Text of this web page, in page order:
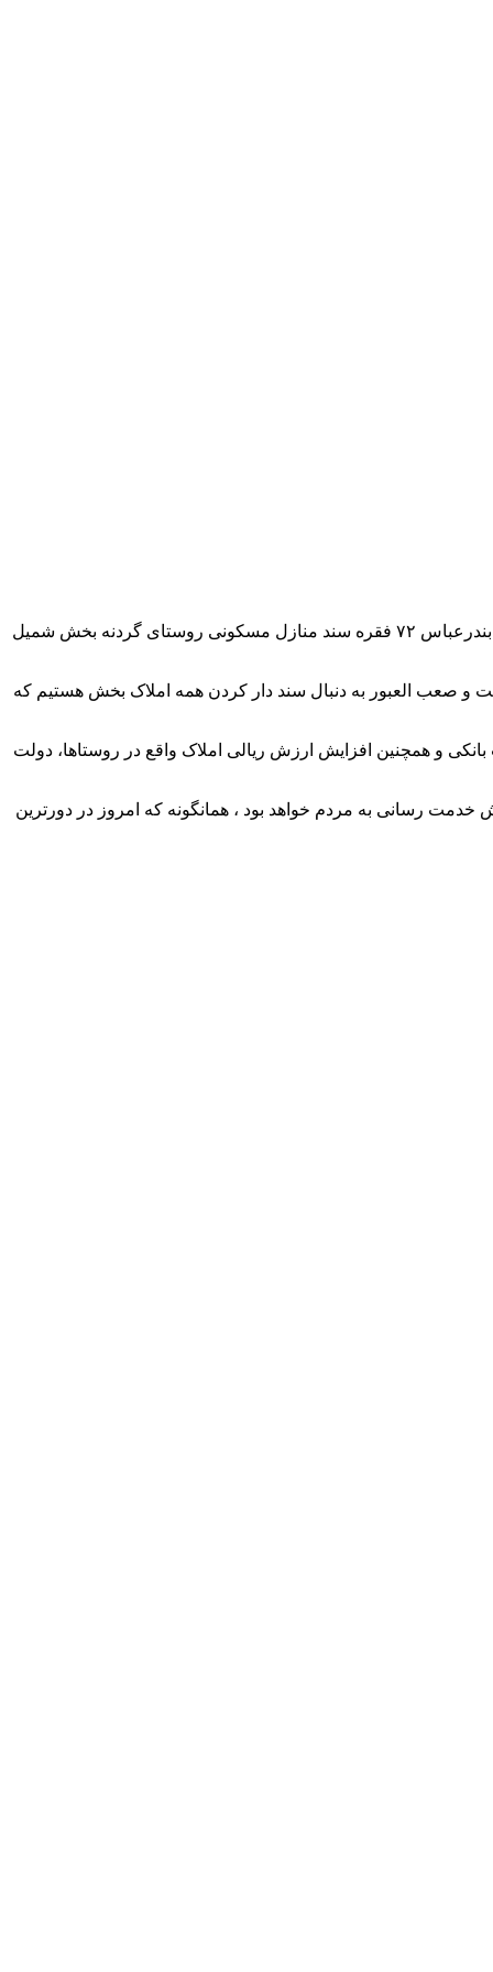
حمید حیدری زاده بخشدار شمیل در آیین واگذاری اسناد منازل مسکونی روستای گردنه افزود: با همکاری بنیاد مسکن و اداره ثبت شهرستان بندرعباس ۷۲ فقره سند منازل مسکونی روستای گردنه بخش شمیل
صعب العبور به دنبال سند دار کردن همه املاک بخش هستیم که
و همچنین افزایش ارزش ریالی املاک واقع در روستاها، دولت
رسانی به مردم خواهد بود ، همانگونه که امروز در دورترین